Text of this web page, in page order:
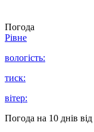
Погода
Рівне
вологість:
тиск:
вітер:
Погода на 10 днів від